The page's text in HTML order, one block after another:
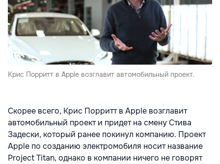
Крис Порритт в Apple возглавит автомобильный проект.
Скорее всего, Крис Порритт в Apple возглавит
автомобильный проект и придет на смену Стива
Задески, который ранее покинул компанию. Проект
Apple по созданию электромобиля носит название
Project Titan, однако в компании ничего не говорят